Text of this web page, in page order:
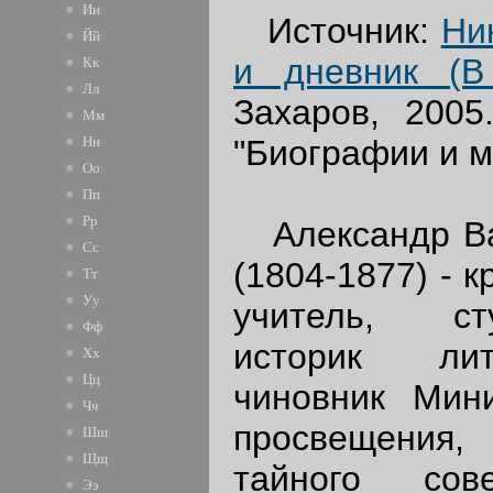
Ии
Йй
Кк
Лл
Мм
Нн
Оо
Пп
Рр
Сс
Тт
Уу
Фф
Хх
Цц
Чч
Шш
Щщ
Ээ
Источник:
и дневник (В
Захаров,
"Биографии и
Александр
(1804-1877) -
учитель,
историк
чиновник
тайного